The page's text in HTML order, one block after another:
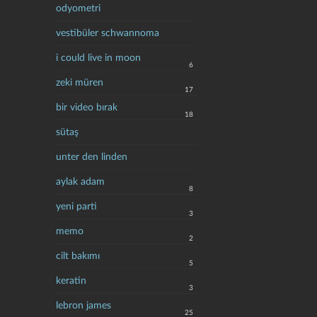
odyometri
vestibüler schwannoma
i could live in moon
6
zeki müren
17
bir video bırak
18
sütaş
unter den linden
aylak adam
8
yeni parti
3
memo
2
cilt bakımı
5
keratin
3
lebron james
25